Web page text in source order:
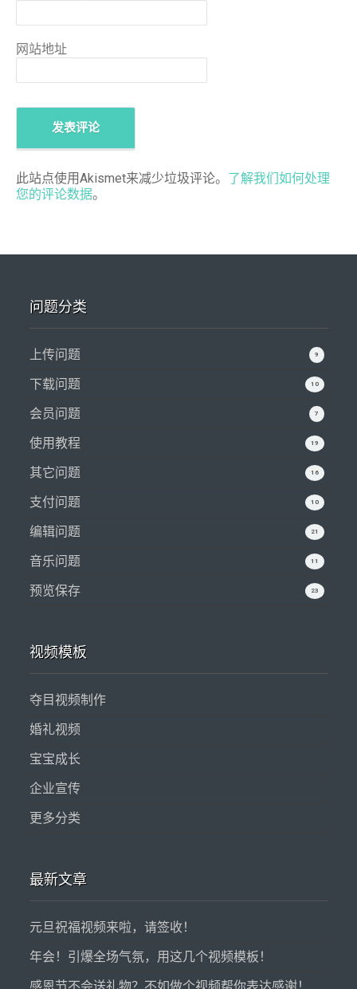
网站地址
此站点使用Akismet来减少垃圾评论。 了解我们如何处理
您的评论数据。
问题分类
9
上传问题
10
下载问题
7
会员问题
19
使用教程
16
其它问题
10
支付问题
21
编辑问题
11
音乐问题
23
预览保存
视频模板
夺目视频制作
婚礼视频
宝宝成长
企业宣传
更多分类
最新文章
元旦祝福视频来啦，请签收！
年会！引爆全场气氛，用这几个视频模板！
感恩节不会送礼物？不如做个视频帮你表达感谢！